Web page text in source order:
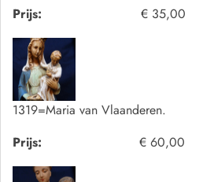
Prijs:
€ 35,00
1319=Maria van Vlaanderen.
Prijs:
€ 60,00